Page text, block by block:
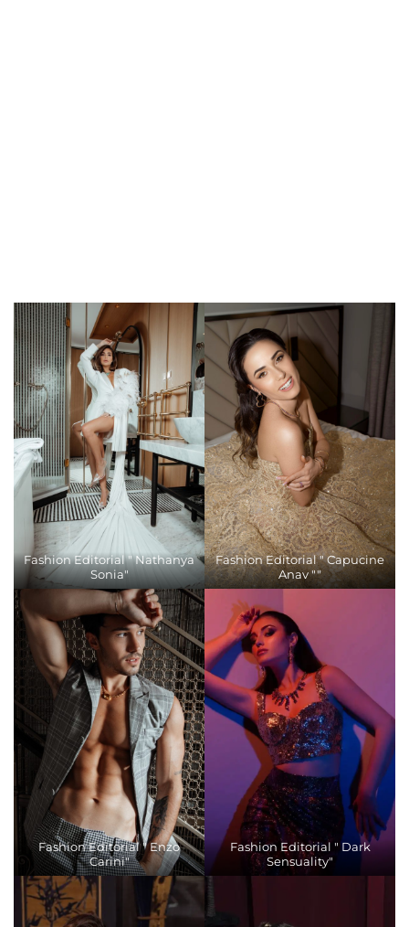
Fashion Editorial " Nathanya
Sonia"
Fashion Editorial " Capucine
Anav ""
Fashion Editorial " Enzo
Carini"
Fashion Editorial " Dark
Sensuality"